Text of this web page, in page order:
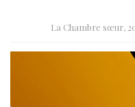
La Chambre sœur,